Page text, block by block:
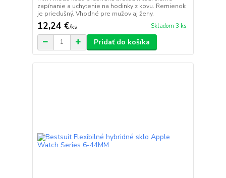
zapínanie a uchytenie na hodinky z kovu. Remienok
je priedušný. Vhodné pre mužov aj ženy.
12,24 €/ks Skladom 3 ks
Pridať do košíka